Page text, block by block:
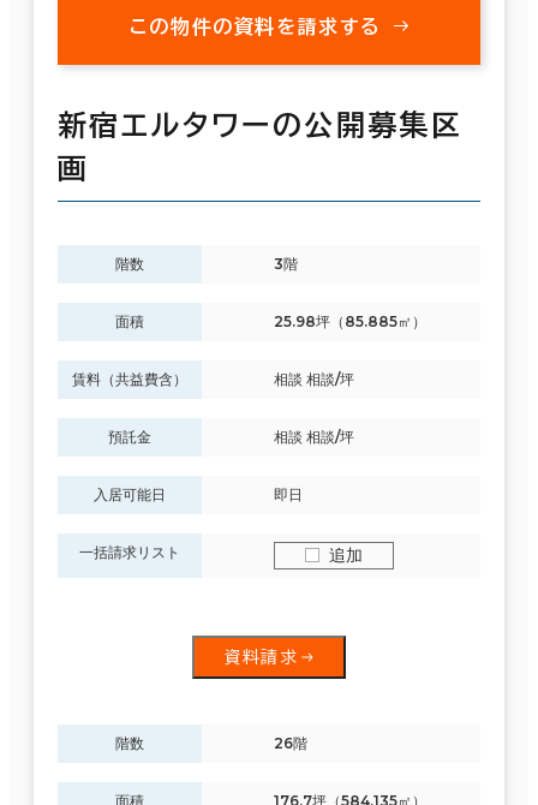
この物件の資料を請求する
新宿エルタワーの公開募集区
画
階数 3階
面積 25.98坪（85.885㎡）
賃料（共益費含） 相談 相談/坪
預託金 相談 相談/坪
入居可能日 即日
一括請求リスト 追加
資料請求
階数 26階
面積 176.7坪（584.135㎡）